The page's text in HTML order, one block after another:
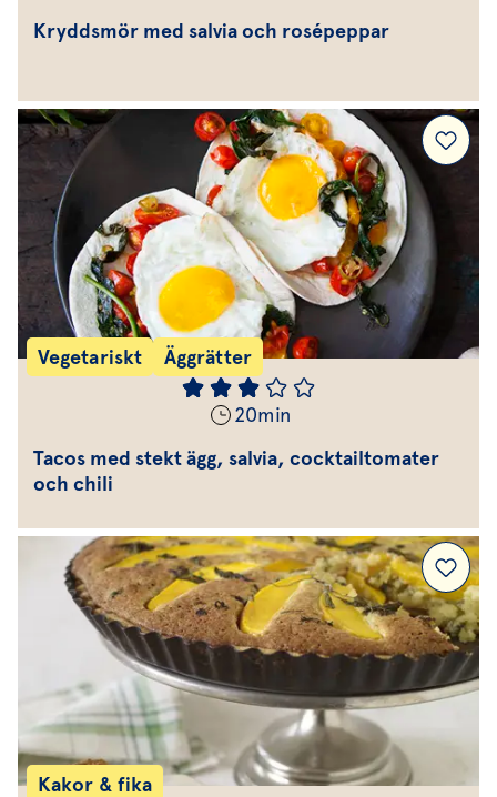
Kryddsmör med salvia och rosépeppar
Vegetariskt Äggrätter
20min
Tacos med stekt ägg, salvia, cocktailtomater
och chili
Kakor & fika